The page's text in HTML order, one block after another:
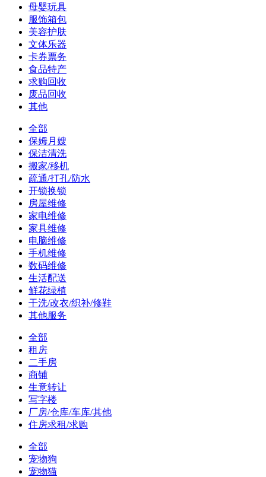
母婴玩具
服饰箱包
美容护肤
文体乐器
卡券票务
食品特产
求购回收
废品回收
其他
全部
保姆月嫂
保洁清洗
搬家/移机
疏通/打孔/防水
开锁换锁
房屋维修
家电维修
家具维修
电脑维修
手机维修
数码维修
生活配送
鲜花绿植
干洗/改衣/织补/修鞋
其他服务
全部
租房
二手房
商铺
生意转让
写字楼
厂房/仓库/车库/其他
住房求租/求购
全部
宠物狗
宠物猫